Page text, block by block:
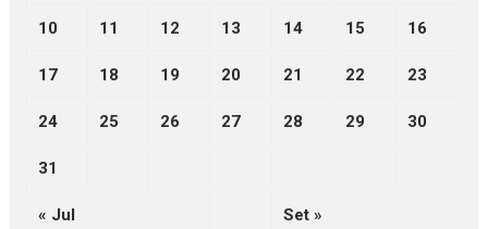
10 11 12 13 14 15 16
17 18 19 20 21 22 23
24 25 26 27 28 29 30
31
« Jul Set »